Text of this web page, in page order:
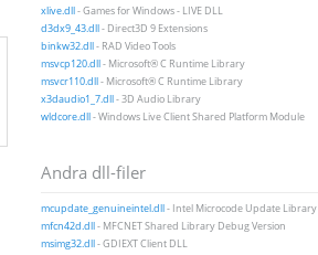
xlive.dll- Games for Windows - LIVE DLL
d3dx9_43.dll- Direct3D 9 Extensions
binkw32.dll- RAD Video Tools
msvcp120.dll- Microsoft® C Runtime Library
msvcr110.dll- Microsoft® C Runtime Library
x3daudio1_7.dll- 3D Audio Library
wldcore.dll- Windows Live Client Shared Platform Module
Andra dll-filer
mcupdate_genuineintel.dll- Intel Microcode Update Library
mfcn42d.dll- MFCNET Shared Library Debug Version
msimg32.dll- GDIEXT Client DLL